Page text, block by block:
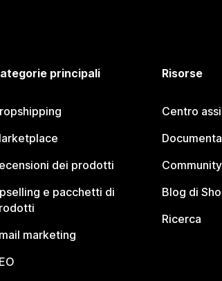
principali
dei prodotti
e pacchetti di
marketing
Risorse
Centro
Blog di
Ricerca